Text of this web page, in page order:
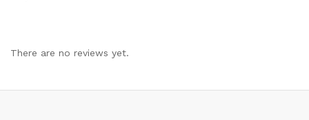
There are no reviews yet.